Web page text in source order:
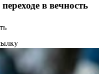
в вечность